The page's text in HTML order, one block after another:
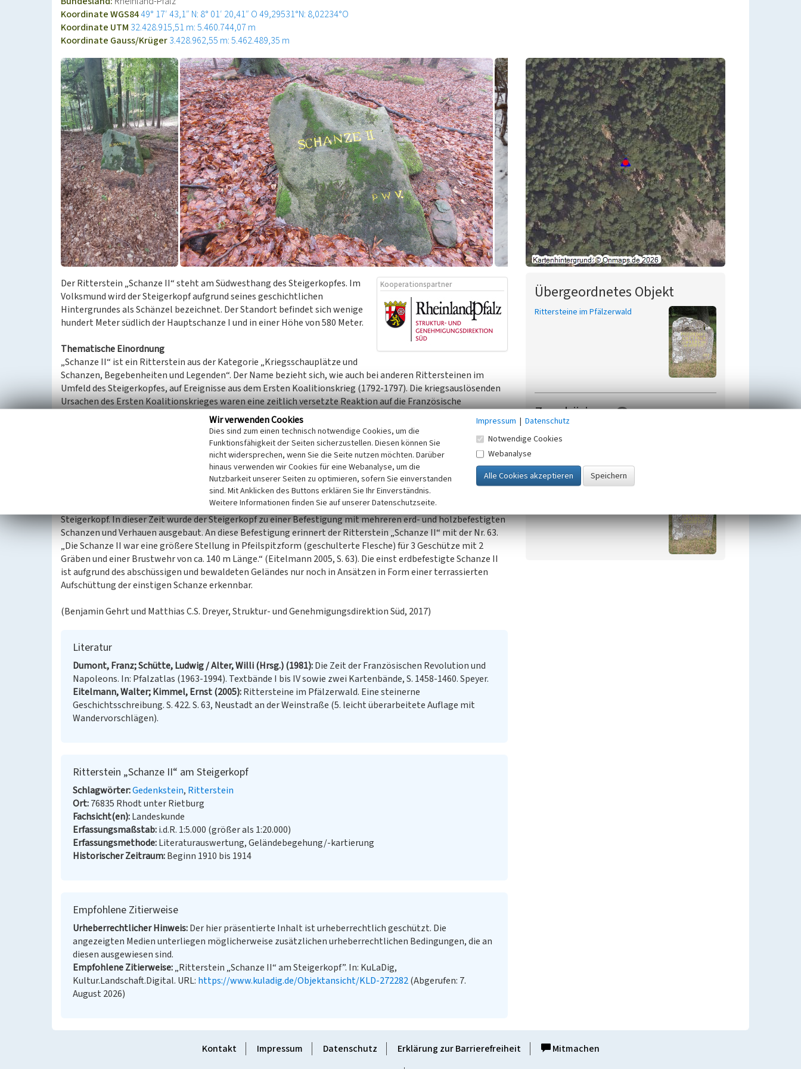
Koordinate WGS8449° 17′ 43,1″ N: 8° 01′ 20,41″ O49,29531°N: 8,02234°O
Koordinate UTM 32.428.915,51 m: 5.460.744,07 m
Koordinate Gauss/Krüger3.428.962,55 m: 5.462.489,35 m
Kooperationspartner
Der Ritterstein „Schanze II“ steht am Südwesthang des Steigerkopfes. Im
Volksmund wird der Steigerkopf aufgrund seines geschichtlichen
Hintergrundes als Schänzel bezeichnet. Der Standort befindet sich wenige
hundert Meter südlich der Hauptschanze I und in einer Höhe von 580 Meter.
Thematische Einordnung
„Schanze II“ ist ein Ritterstein aus der Kategorie „Kriegsschauplätze und
Schanzen, Begebenheiten und Legenden“. Der Name bezieht sich, wie auch bei anderen Rittersteinen im
Umfeld des Steigerkopfes, auf Ereignisse aus dem Ersten Koalitionskrieg (1792-1797). Die kriegsauslösenden
Ursachen des Ersten Koalitionskrieges waren eine zeitlich versetzte Reaktion auf die Französische
Revolution von 1789. Französische Revolutionäre hatten den Rhein als Ostgrenze Frankreichs im Visier. Eine
Koalition aus (im Wesentlichen) Preußen und Österreich verfolgte die Wiederherstellung der Monarchie in
Frankreich (Ludwig XVI.) und versuchte, die Verbreitung revolutionärer Ideen und Reformen außerhalb von
Frankreich zu unterdrücken. Der Erste Koalitionskrieg endete 1797 mit der vollständigen Besetzung des
linken kurpfälzischen Rheinufers durch französische Truppen.
Im Ersten Koalitionskrieg kam es in den Jahren 1794 und 1795 zu wiederholten Kampfhandlungen am
Steigerkopf. In dieser Zeit wurde der Steigerkopf zu einer Befestigung mit mehreren erd- und holzbefestigten
Schanzen und Verhauen ausgebaut. An diese Befestigung erinnert der Ritterstein „Schanze II“ mit der Nr. 63.
„Die Schanze II war eine größere Stellung in Pfeilspitzform (geschulterte Flesche) für 3 Geschütze mit 2
Gräben und einer Brustwehr von ca. 140 m Länge.“ (Eitelmann 2005, S. 63). Die einst erdbefestigte Schanze II
ist aufgrund des abschüssigen und bewaldeten Geländes nur noch in Ansätzen in Form einer terrassierten
Aufschüttung der einstigen Schanze erkennbar.
(Benjamin Gehrt und Matthias C.S. Dreyer, Struktur- und Genehmigungsdirektion Süd, 2017)
Literatur
Dumont, Franz; Schütte, Ludwig / Alter, Willi (Hrsg.) (1981) Die Zeit der Französischen Revolution und
Napoleons. In: Pfalzatlas (1963-1994). Textbände I bis IV sowie zwei Kartenbände, S. 1458-1460. Speyer.
Eitelmann, Walter; Kimmel, Ernst (2005) Rittersteine im Pfälzerwald. Eine steinerne
Geschichtsschreibung. S. 422. S. 63, Neustadt an der Weinstraße (5. leicht überarbeitete Auflage mit
Wandervorschlägen).
Ritterstein „Schanze II“ am Steigerkopf
Schlagwörter Gedenkstein Ritterstein
Ort 76835 Rhodt unter Rietburg
Fachsicht(en) Landeskunde
Erfassungsmaßstab i.d.R. 1:5.000 (größer als 1:20.000)
Erfassungsmethode Literaturauswertung, Geländebegehung/-kartierung
Historischer Zeitraum Beginn 1910 bis 1914
Empfohlene Zitierweise
Urheberrechtlicher Hinweis Der hier präsentierte Inhalt ist urheberrechtlich geschützt. Die
angezeigten Medien unterliegen möglicherweise zusätzlichen urheberrechtlichen Bedingungen, die an
diesen ausgewiesen sind.
Empfohlene Zitierweise „Ritterstein „Schanze II“ am Steigerkopf”. In: KuLaDig,
Kultur.Landschaft.Digital. URL: https://www.kuladig.de/Objektansicht/KLD-272282(Abgerufen: 7.
August 2026)
Übergeordnetes Objekt
Rittersteine im Pfälzerwald
Zugehörig zu 2
Gedenkstätten am
Steigerkopf
Rittersteine im Pfälzerwald
Kontakt Impressum Datenschutz Erklärung zur Barrierefreiheit
Mitmachen
Wir verwenden Cookies
Dies sind zum einen technisch notwendige Cookies, um die
Funktionsfähigkeit der Seiten sicherzustellen. Diesen können Sie
nicht widersprechen, wenn Sie die Seite nutzen möchten. Darüber
hinaus verwenden wir Cookies für eine Webanalyse, um die
Nutzbarkeit unserer Seiten zu optimieren, sofern Sie einverstanden
sind. Mit Anklicken des Buttons erklären Sie Ihr Einverständnis.
Weitere Informationen finden Sie auf unserer Datenschutzseite.
Impressum | Datenschutz
Notwendige Cookies
Webanalyse